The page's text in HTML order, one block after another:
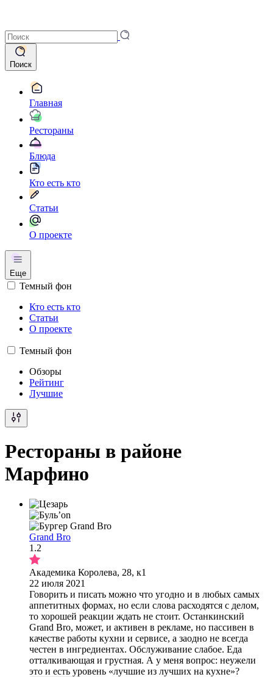
Поиск
Главная
Рестораны
Блюда
Кто есть кто
Статьи
О проекте
Еще
Темный фон
Кто есть кто
Статьи
О проекте
Темный фон
Обзоры
Рейтинг
Лучшие
Рестораны в районе
Марфино
Grand Bro
1.2
Академика Королева, 28, к1
22 июля 2021
Говорить и писать можно что угодно и в любых самых
аппетитных формах, но если слова расходятся с делом,
то хорошей реакции ждать не стоит. Останкинский
Grand Bro, может, и активен в рекламе, но пассивен в
качестве работы кухни и сервисе, а заодно не всегда
честен в ингредиентах. Обслуживание слабое. Еда
отталкивающая и грустная. А у меня вопрос: неужели
это и есть уровень «лучшие из лучших на кухне»?